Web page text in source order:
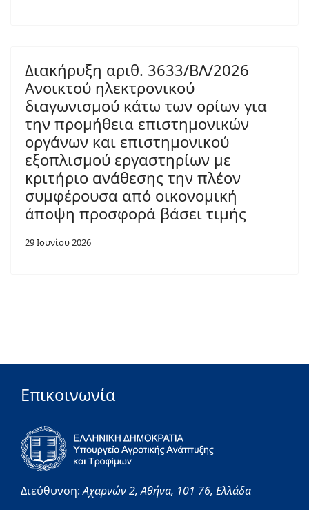
Διακήρυξη αριθ. 3633/ΒΛ/2026
Ανοικτού ηλεκτρονικού
διαγωνισμού κάτω των ορίων για
την προμήθεια επιστημονικών
οργάνων και επιστημονικού
εξοπλισμού εργαστηρίων με
κριτήριο ανάθεσης την πλέον
συμφέρουσα από οικονομική
άποψη προσφορά βάσει τιμής
29 Ιουνίου 2026
Επικοινωνία
Διεύθυνση:Αχαρνών 2,Αθήνα, 101 76, Ελλάδα